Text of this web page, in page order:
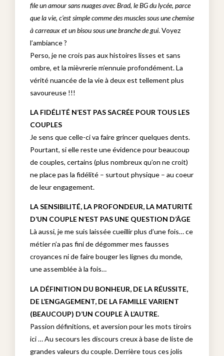
file un amour sans nuages avec Brad, le BG du lycée, parce
que la vie, c’est simple comme des muscles sous une chemise
à carreaux et un bisou sous une branche de gui. Voyez
l’ambiance ?
Perso, je ne crois pas aux histoires lisses et sans
ombre, et la mièvrerie m’ennuie profondément. La
vérité nuancée de la vie à deux est tellement plus
savoureuse !!!
LA FIDÉLITÉ N’EST PAS SACRÉE POUR TOUS LES
COUPLES
Je sens que celle-ci va faire grincer quelques dents.
Pourtant, si elle reste une évidence pour beaucoup
de couples, certains (plus nombreux qu’on ne croit)
ne place pas la fidélité – surtout physique – au coeur
de leur engagement.
LA SENSIBILITÉ, LA PROFONDEUR, LA MATURITÉ
D’UN COUPLE N’EST PAS UNE QUESTION D’ÂGE
Là aussi, je me suis laissée cueillir plus d’une fois… ce
métier n’a pas fini de dégommer mes fausses
croyances ni de faire bouger les lignes du monde,
une assemblée à la fois…
LA DÉFINITION DU BONHEUR, DE LA RÉUSSITE,
DE L’ENGAGEMENT, DE LA FAMILLE VARIENT
(BEAUCOUP) D’UN COUPLE À L’AUTRE.
Passion définitions, et aversion pour les mots tiroirs
ici … Au secours les discours creux à base de liste de
grandes valeurs du couple. Derrière tous ces jolis